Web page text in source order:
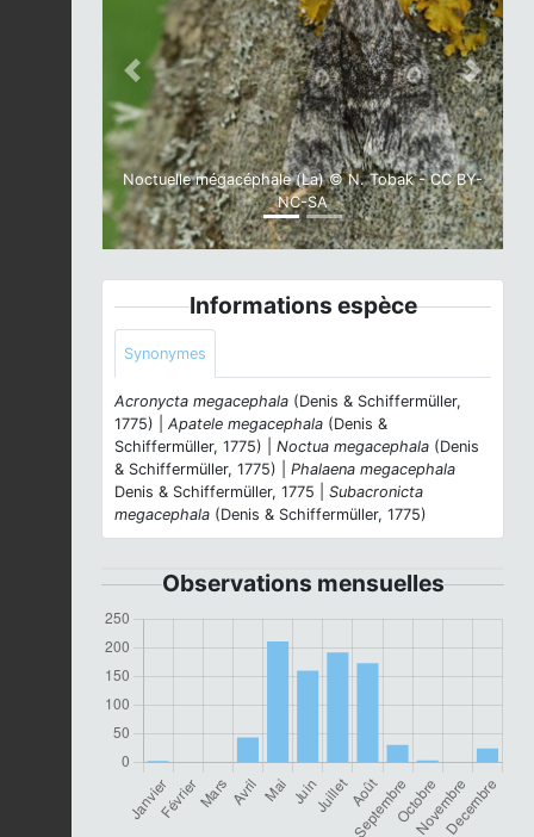
Noctuelle mégacéphale (La) © N. Tobak - CC BY-
NC-SA
Previous Next
Informations espèce
Synonymes
Acronycta megacephala (Denis & Schiffermüller,
1775) | Apatele megacephala (Denis &
Schiffermüller, 1775) | Noctua megacephala (Denis
& Schiffermüller, 1775) | Phalaena megacephala
Denis & Schiffermüller, 1775 | Subacronicta
megacephala (Denis & Schiffermüller, 1775)
Observations mensuelles